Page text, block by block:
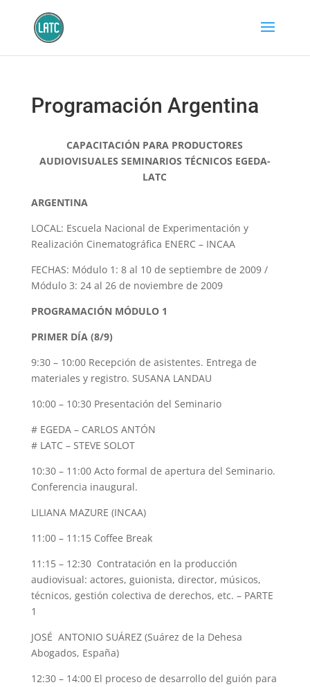
Programación Argentina
CAPACITACIÓN PARA PRODUCTORES
AUDIOVISUALES SEMINARIOS TÉCNICOS EGEDA-
LATC
ARGENTINA
LOCAL: Escuela Nacional de Experimentación y
Realización Cinematográfica ENERC – INCAA
FECHAS: Módulo 1: 8 al 10 de septiembre de 2009 /
Módulo 3: 24 al 26 de noviembre de 2009
PROGRAMACIÓN MÓDULO 1
PRIMER DÍA (8/9)
9:30 – 10:00 Recepción de asistentes. Entrega de
materiales y registro. SUSANA LANDAU
10:00 – 10:30 Presentación del Seminario
# EGEDA – CARLOS ANTÓN
# LATC – STEVE SOLOT
10:30 – 11:00 Acto formal de apertura del Seminario.
Conferencia inaugural.
LILIANA MAZURE (INCAA)
11:00 – 11:15 Coffee Break
11:15 – 12:30 Contratación en la producción
audiovisual: actores, guionista, director, músicos,
técnicos, gestión colectiva de derechos, etc. – PARTE
1
JOSÉ ANTONIO SUÁREZ (Suárez de la Dehesa
Abogados, España)
12:30 – 14:00 El proceso de desarrollo del guión para